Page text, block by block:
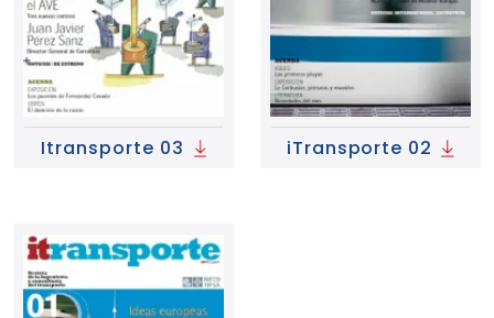
Itransporte 03 iTransporte 02